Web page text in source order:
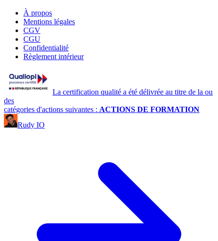
À propos
Mentions légales
CGV
CGU
Confidentialité
Règlement intérieur
La certification qualité a été délivrée au titre de la ou
des
catégories d'actions suivantes : ACTIONS DE FORMATION
Rudy IO